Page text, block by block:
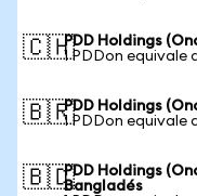
🇨🇭PDD Holdings
1 PDDon equivale
🇧🇷PDD Holdings
1 PDDon equivale
🇧🇩PDD Holdings
Bangladés